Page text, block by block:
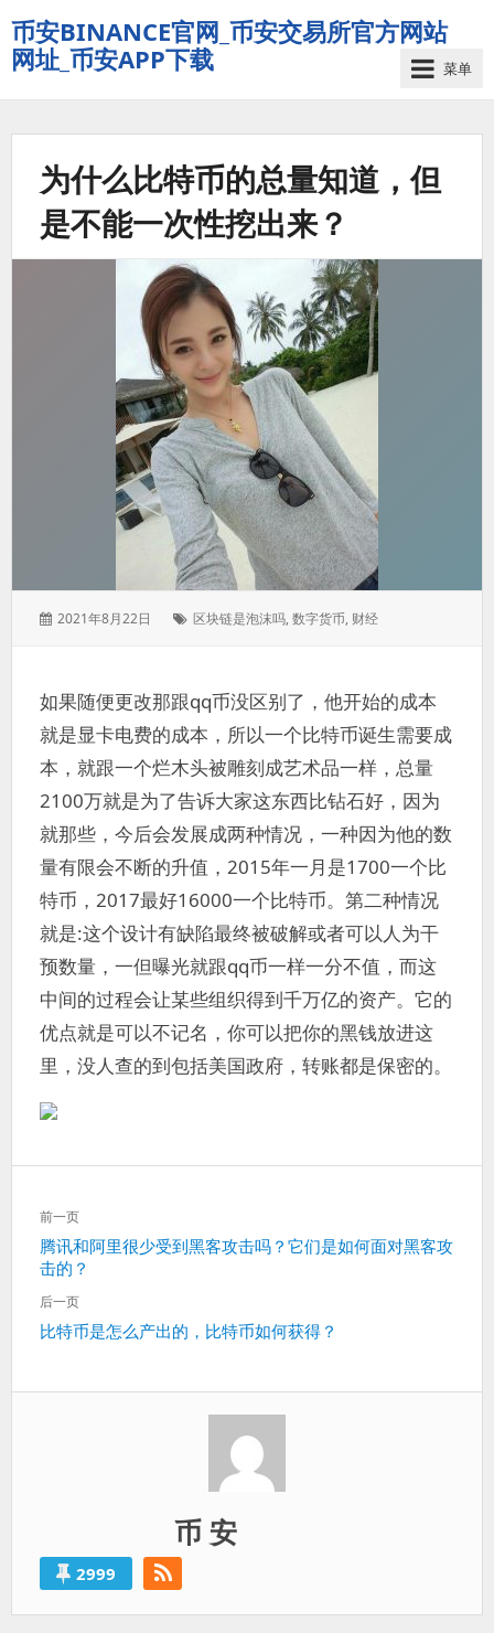
币安BINANCE官网_币安交易所官方网站
网址_币安APP下载
菜单
为什么比特币的总量知道，但
是不能一次性挖出来？
发
2021年8月22日
标
区块链是泡沫吗,数字货币, 财经
如果随便更改那跟qq币没区别了，他开始的成本
就是显卡电费的成本，所以一个比特币诞生需要成
本，就跟一个烂木头被雕刻成艺术品一样，总量
2100万就是为了告诉大家这东西比钻石好，因为
就那些，今后会发展成两种情况，一种因为他的数
量有限会不断的升值，2015年一月是1700一个比
特币，2017最好16000一个比特币。第二种情况
就是:这个设计有缺陷最终被破解或者可以人为干
预数量，一但曝光就跟qq币一样一分不值，而这
中间的过程会让某些组织得到千万亿的资产。它的
优点就是可以不记名，你可以把你的黑钱放进这
里，没人查的到包括美国政府，转账都是保密的。
文
章
导
航
前一页
上
一
篇：
腾讯和阿里很少受到黑客攻击吗？它们是如何面对黑客攻
击的？
后一页
下
比特币是怎么产出的，比特币如何获得？
币 安
2999